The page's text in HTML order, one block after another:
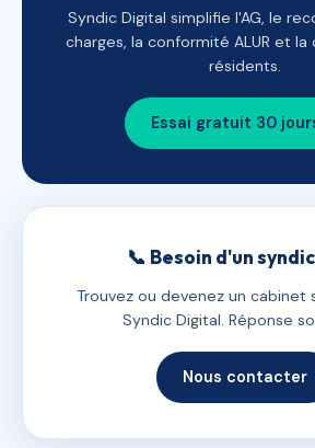
Syndic Digital simplifie l'AG, le
charges, la conformité ALUR et
résidents.
Essai gratuit 30
📞 Besoin d'un
Trouvez ou devenez un cabinet
Syndic Digital. Réponse
Nous contacter